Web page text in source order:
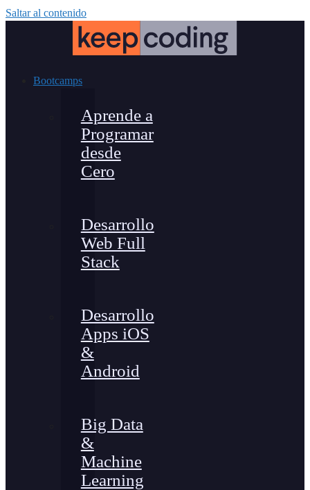
Saltar al contenido
Bootcamps
Aprende a
Programar
desde
Cero
Desarrollo
Web Full
Stack
Desarrollo
Apps iOS
&
Android
Big Data
&
Machine
Learning